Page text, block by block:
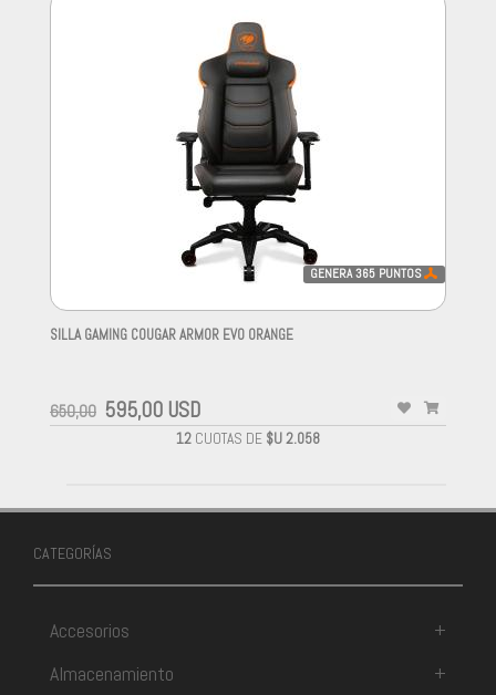
GENERA365 PUNTOS
SILLA GAMING COUGAR ARMOR EVO ORANGE
650,00 595,00 USD
12 CUOTAS DE $U 2.058
CATEGORÍAS
Accesorios
+
Almacenamiento
+